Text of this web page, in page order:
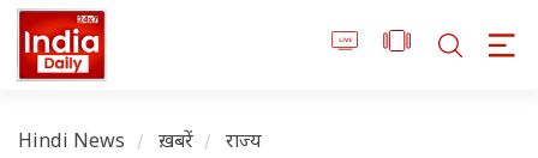
Hindi News ख़बरें राज्य